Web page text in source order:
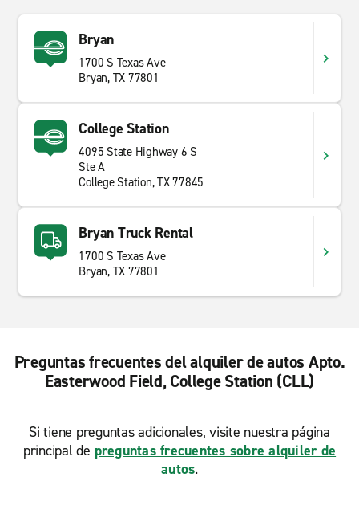
Bryan
1700 S Texas Ave
Bryan, TX 77801
College Station
4095 State Highway 6 S
Ste A
College Station, TX 77845
Bryan Truck Rental
1700 S Texas Ave
Bryan, TX 77801
Preguntas frecuentes del alquiler de autos Apto.
Easterwood Field, College Station (CLL)
Si tiene preguntas adicionales, visite nuestra página
principal de preguntas frecuentes sobre alquiler de
autos.